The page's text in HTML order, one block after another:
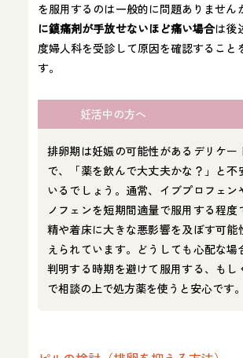
を服用するのは一般的に問題ありません
に鎮痛剤が手放せないほど痛い場合は後
度婦人科を受診して原因を確認すること
す。
妊活中の方へ
排卵期は妊娠の可能性があるデリケー
で、「薬を飲んで大丈夫かな？」と不
いるでしょう。通常、イブプロフェン
ノフェンを短期間適量で服用する程度
精や着床に大きな悪影響を及ぼす可能
えられています。どうしても心配な場
判明する時期を避けて服用する、もし
で相談の上で処方薬を使うと安心です。